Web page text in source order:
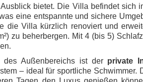
bietet. Die Villa befindet sich
eine entspannte und sichere
die Villa kürzlich renoviert und
zu beherbergen. Mit 4 (bis 5)
des Außenbereichs ist der private
– ideal für sportliche